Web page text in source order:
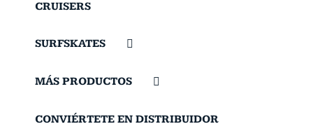
CRUISERS
SURFSKATES
MÁS PRODUCTOS
CONVIÉRTETE EN DISTRIBUIDOR